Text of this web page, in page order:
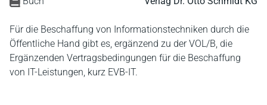
Für die Beschaffung von Informationstechniken durch die
Öffentliche Hand gibt es, ergänzend zu der VOL/B, die
Ergänzenden Vertragsbedingungen für die Beschaffung
von IT-Leistungen, kurz EVB-IT.